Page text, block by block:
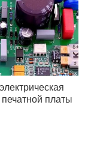
печатной платы